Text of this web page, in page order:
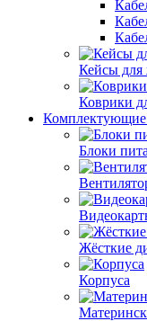
Кейсы для
Коврики
Комплектующие
Блоки
Жёсткие
Корпуса